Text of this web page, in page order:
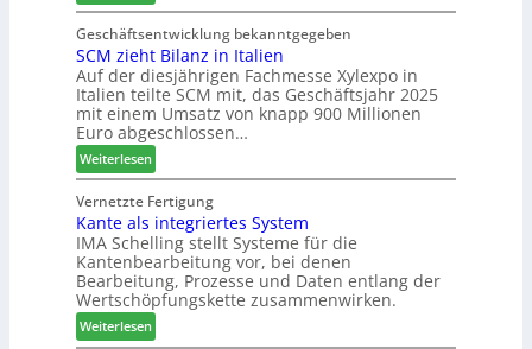
2
7
b
a
u
p
r
o
z
e
s
s
d
t
z
u
m
T
r
e
f
f
e
i
n
M
a
r
t
n
:
N
e
u
e
r
G
e
s
c
Geschäftsentwicklung bekanntgegeben
SCM zieht Bilanz in Italien
Auf der diesjährigen Fachmesse Xylexpo in
Italien teilte SCM mit, das Geschäftsjahr 2025
mit einem Umsatz von knapp 900 Millionen
Euro abgeschlossen…
Weiterlesen:
S
C
M
z
i
e
h
t
Vernetzte Fertigung
Kante als integriertes System
IMA Schelling stellt Systeme für die
Kantenbearbeitung vor, bei denen
Bearbeitung, Prozesse und Daten entlang der
Wertschöpfungskette zusammenwirken.
Weiterlesen: